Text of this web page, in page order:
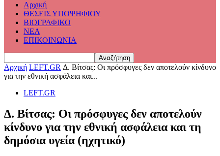
Αρχική
ΘΕΣΕΙΣ ΥΠΟΨΗΦΙΟΥ
ΒΙΟΓΡΑΦΙΚΟ
ΝΕΑ
ΕΠΙΚΟΙΝΩΝΙΑ
Αρχική LEFT.GR Δ. Βίτσας: Οι πρόσφυγες δεν αποτελούν κίνδυνο
για την εθνική ασφάλεια και...
LEFT.GR
Δ. Βίτσας: Οι πρόσφυγες δεν αποτελούν
κίνδυνο για την εθνική ασφάλεια και τη
δημόσια υγεία (ηχητικό)